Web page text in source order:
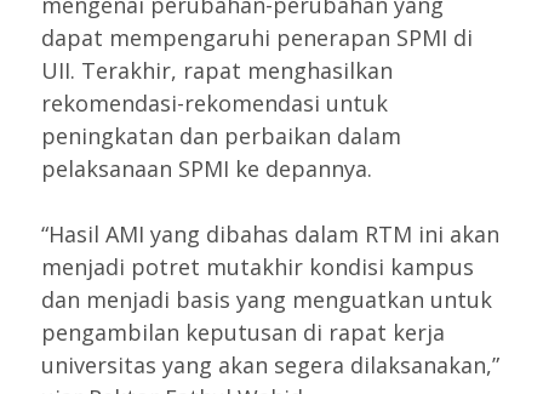
dapat mempengaruhi penerapan SPMI di
UII. Terakhir, rapat menghasilkan
rekomendasi-rekomendasi untuk
peningkatan dan perbaikan dalam
pelaksanaan SPMI ke depannya.
“Hasil AMI yang dibahas dalam RTM ini akan
menjadi potret mutakhir kondisi kampus
dan menjadi basis yang menguatkan untuk
pengambilan keputusan di rapat kerja
universitas yang akan segera dilaksanakan,”